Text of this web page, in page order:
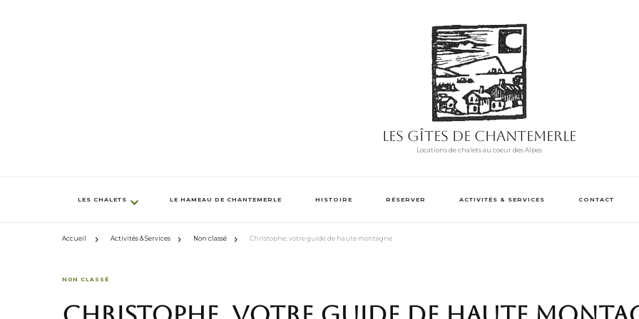
Les Gîtes de Chantemerle
Locations de chalets au coeur des Alpes
LES CHALETS LE HAMEAU DE CHANTEMERLE HISTOIRE RÉSERVER ACTIVITÉS & SERVICES CONTACT
Accueil Activités & Services Non classé Christophe, votre guide de haute montagne
NON CLASSÉ